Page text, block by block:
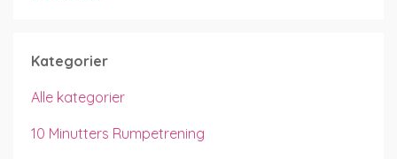
Kategorier
Alle kategorier
10 Minutters Rumpetrening